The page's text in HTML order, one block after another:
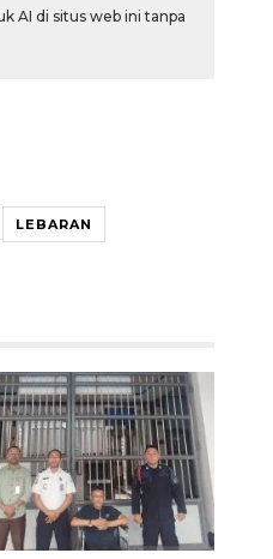
AI di situs web ini tanpa
LEBARAN
kejahatan